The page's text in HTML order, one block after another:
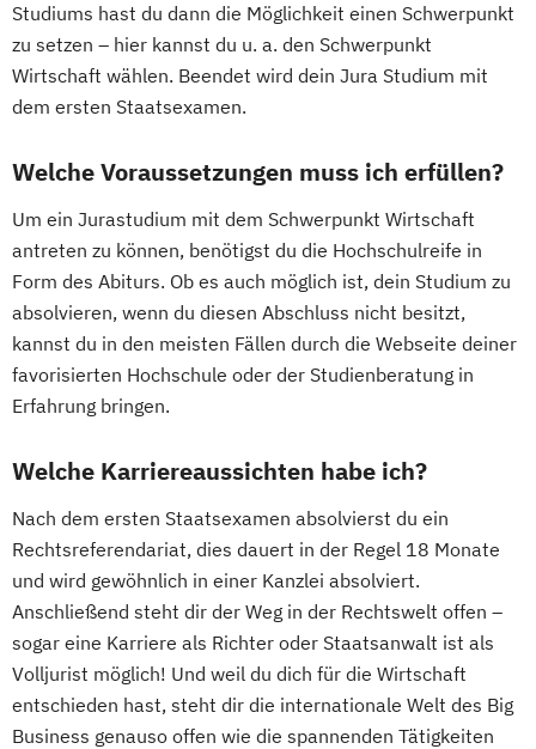
Studiums hast du dann die Möglichkeit einen Schwerpunkt
zu setzen – hier kannst du u. a. den Schwerpunkt
Wirtschaft wählen. Beendet wird dein Jura Studium mit
dem ersten Staatsexamen.
Welche Voraussetzungen muss ich erfüllen?
Um ein Jurastudium mit dem Schwerpunkt Wirtschaft
antreten zu können, benötigst du die Hochschulreife in
Form des Abiturs. Ob es auch möglich ist, dein Studium zu
absolvieren, wenn du diesen Abschluss nicht besitzt,
kannst du in den meisten Fällen durch die Webseite deiner
favorisierten Hochschule oder der Studienberatung in
Erfahrung bringen.
Welche Karriereaussichten habe ich?
Nach dem ersten Staatsexamen absolvierst du ein
Rechtsreferendariat, dies dauert in der Regel 18 Monate
und wird gewöhnlich in einer Kanzlei absolviert.
Anschließend steht dir der Weg in der Rechtswelt offen –
sogar eine Karriere als Richter oder Staatsanwalt ist als
Volljurist möglich! Und weil du dich für die Wirtschaft
entschieden hast, steht dir die internationale Welt des Big
Business genauso offen wie die spannenden Tätigkeiten